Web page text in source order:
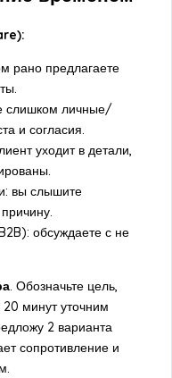
рано предлагаете
слишком личные/
и согласия.
уходит в детали,
вы слышите
обсуждаете с не
. Обозначьте цель,
20 минут уточним
2 варианта
сопротивление и